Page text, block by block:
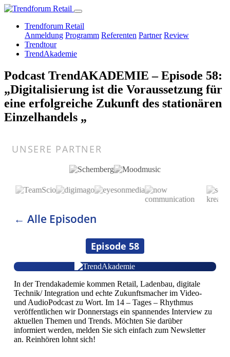
Trendforum Retail
Anmeldung Programm Referenten Partner Review
Trendtour
TrendAkademie
Podcast TrendAKADEMIE – Episode 58:
„Digitalisierung ist die Voraussetzung für
eine erfolgreiche Zukunft des stationären
Einzelhandels „
UNSERE PARTNER
← Alle Episoden
Episode 58
In der Trendakademie kommen Retail, Ladenbau, digitale
Technik/ Integration und echte Zukunftsmacher im Video-
und AudioPodcast zu Wort. Im 14 – Tages – Rhythmus
veröffentlichen wir Donnerstags ein spannendes Interview zu
aktuellen Themen und Trends. Möchten Sie darüber
informiert werden, melden Sie sich einfach zum Newsletter
an. Reinhören lohnt sich!